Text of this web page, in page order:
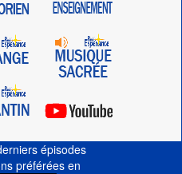
épisodes
préférées en